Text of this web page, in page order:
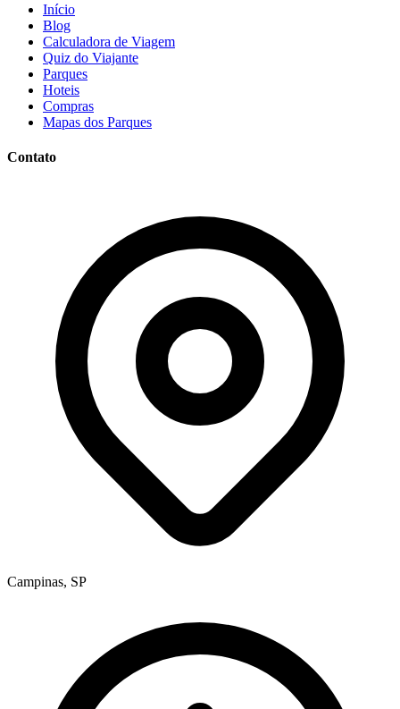
Início
Blog
Calculadora de Viagem
Quiz do Viajante
Parques
Hoteis
Compras
Mapas dos Parques
Contato
Campinas, SP